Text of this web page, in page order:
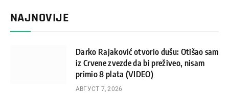
NAJNOVIJE
Darko Rajaković otvorio dušu: Otišao sam
iz Crvene zvezde da bi preživeo, nisam
primio 8 plata (VIDEO)
АВГУСТ 7, 2026